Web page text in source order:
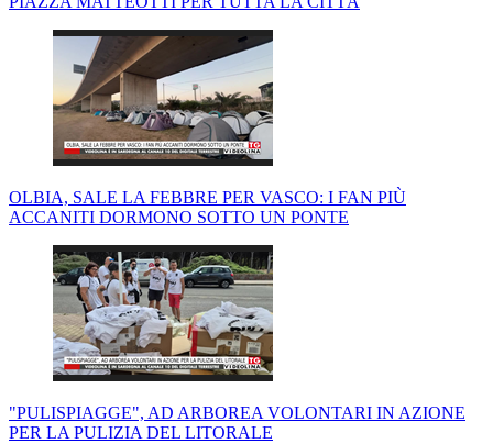
OLBIA, SALE LA FEBBRE PER VASCO: I FAN PIÙ
ACCANITI DORMONO SOTTO UN PONTE
"PULISPIAGGE", AD ARBOREA VOLONTARI IN AZIONE
PER LA PULIZIA DEL LITORALE